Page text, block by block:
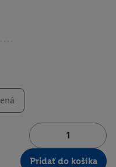
Pridať do košíka